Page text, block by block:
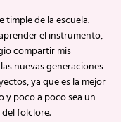
timple de la escuela.
el instrumento,
compartir mis
nuevas generaciones
ya que es la mejor
y poco a poco sea un
folclore.